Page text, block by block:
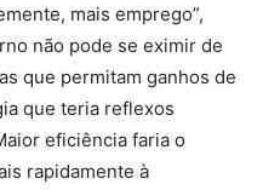
mais emprego”,
não pode se eximir de
que permitam ganhos de
que teria reflexos
eficiência faria o
rapidamente à